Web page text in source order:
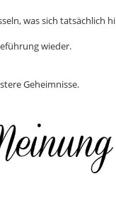
was sich tatsächlich
wieder.
Geheimnisse.